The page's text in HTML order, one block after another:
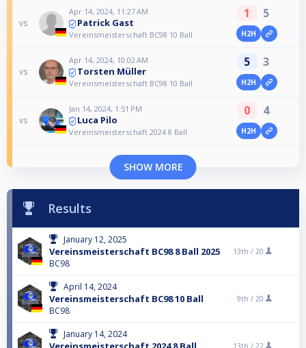
vs
Apr 14, 2024, 11:27 AM
Patrick Gast
Vereinsmeisterschaft BC98 10 Ball
1 5
H2H
vs
Apr 14, 2024, 10:02 AM
Torsten Müller
Vereinsmeisterschaft BC98 10 Ball
5 3
H2H
vs
Jan 14, 2024, 1:51 PM
Luca Pilo
Vereinsmeisterschaft 2024 8 Ball
0 4
H2H
SHOW MORE
Results
January 12, 2025
Vereinsmeisterschaft BC98 8 Ball 2025
BC98
13th / 20
April 14, 2024
Vereinsmeisterschaft BC98 10 Ball
BC98
9th / 20
January 14, 2024
13th / 22